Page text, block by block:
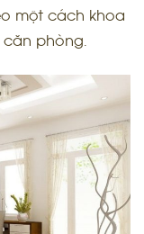
một cách khoa
phòng.